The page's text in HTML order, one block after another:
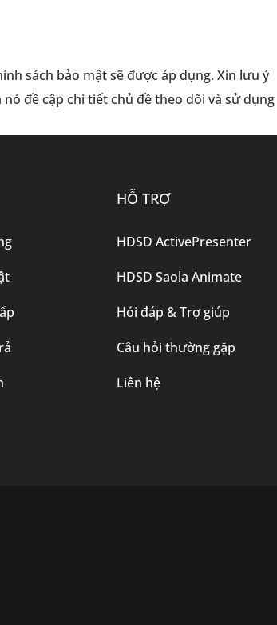
sách bảo mật sẽ được áp dụng. Xin lưu ý
đề cập chi tiết chủ đề theo dõi và sử dụng
HỖ TRỢ
HDSD ActivePresenter
HDSD Saola Animate
Hỏi đáp & Trợ giúp
Câu hỏi thường gặp
Liên hệ